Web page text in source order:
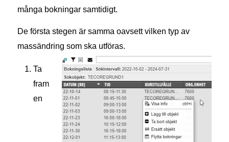
många bokningar samtidigt.
De första stegen är samma oavsett vilken typ av
massändring som ska utföras.
Ta
fram
en